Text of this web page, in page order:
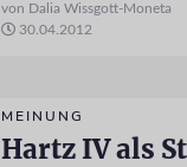
von Dalia Wissgott-Moneta
30.04.2012
MEINUNG
Hartz IV als